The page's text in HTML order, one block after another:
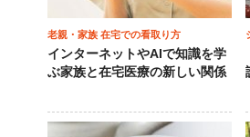
老親・家族 在宅での看取り方
インターネットやAIで知識を学
ぶ家族と在宅医療の新しい関係